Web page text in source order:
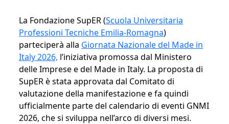
La Fondazione SupER (Scuola Universitaria
Professioni Tecniche Emilia-Romagna)
parteciperà alla Giornata Nazionale del Made in
Italy 2026, l’iniziativa promossa dal Ministero
delle Imprese e del Made in Italy. La proposta di
SupER è stata approvata dal Comitato di
valutazione della manifestazione e fa quindi
ufficialmente parte del calendario di eventi GNMI
2026, che si sviluppa nell’arco di diversi mesi.